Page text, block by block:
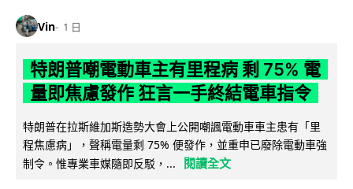
Vin 1 日
特朗普嘲電動車主有里程病 剩 75% 電
量即焦慮發作 狂言一手終結電車指令
特朗普在拉斯維加斯造勢大會上公開嘲諷電動車車主患有「里
程焦慮病」，聲稱電量剩 75% 便發作，並重申已廢除電動車強
制令。惟專業車媒隨即反駁，...
閱讀全文